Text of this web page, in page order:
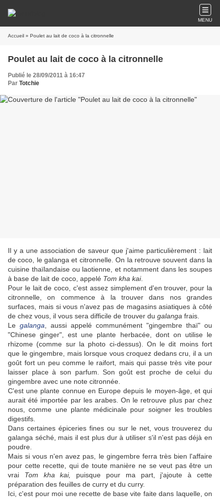
MENU
Accueil » Poulet au lait de coco à la citronnelle
Poulet au lait de coco à la citronnelle
Publié le 28/09/2011 à 16:47
Par Totchie
Il y a une association de saveur que j'aime particulièrement : lait
de coco, le galanga et citronnelle. On la retrouve souvent dans la
cuisine thaïlandaise ou laotienne, et notamment dans les soupes
à base de lait de coco, appelé Tom kha kai.
Pour le lait de coco, c'est assez simplement d'en trouver, pour la
citronnelle, on commence à la trouver dans nos grandes
surfaces, mais si vous n'avez pas de magasins asiatiques à côté
de chez vous, il vous sera difficile de trouver du galanga frais.
Le galanga , aussi appelé communément "gingembre thaï" ou
"Chinese ginger", est une plante herbacée, dont on utilise le
rhizome (comme sur la photo ci-dessus). On le dit moins fort
que le gingembre, mais lorsque vous croquez dedans cru, il a un
goût fort un peu comme le raifort, mais qui passe très vite pour
laisser place à son parfum. Son goût est proche de celui du
gingembre avec une note citronnée.
C'est une plante connue en Europe depuis le moyen-âge, et qui
aurait été importée par les arabes. On le retrouve plus par chez
nous, comme une plante médicinale pour soigner les troubles
digestifs.
Dans certaines épiceries fines ou sur le net, vous trouverez du
galanga séché, mais il est plus dur à utiliser s'il n'est pas déjà en
poudre.
Mais si vous n'en avez pas, le gingembre ferra très bien l'affaire
pour cette recette, qui de toute manière ne se veut pas être un
vrai Tom kha kai, puisque pour ma part, j'ajoute à cette
préparation des feuilles de curry et du curry.
Ici, c'est pour moi une recette de base vite faite dans laquelle, on